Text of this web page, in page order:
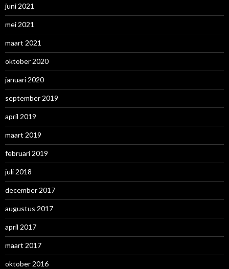
juni 2021
mei 2021
maart 2021
oktober 2020
januari 2020
september 2019
april 2019
maart 2019
februari 2019
juli 2018
december 2017
augustus 2017
april 2017
maart 2017
oktober 2016